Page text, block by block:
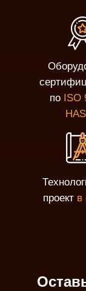
по ISO
проект в